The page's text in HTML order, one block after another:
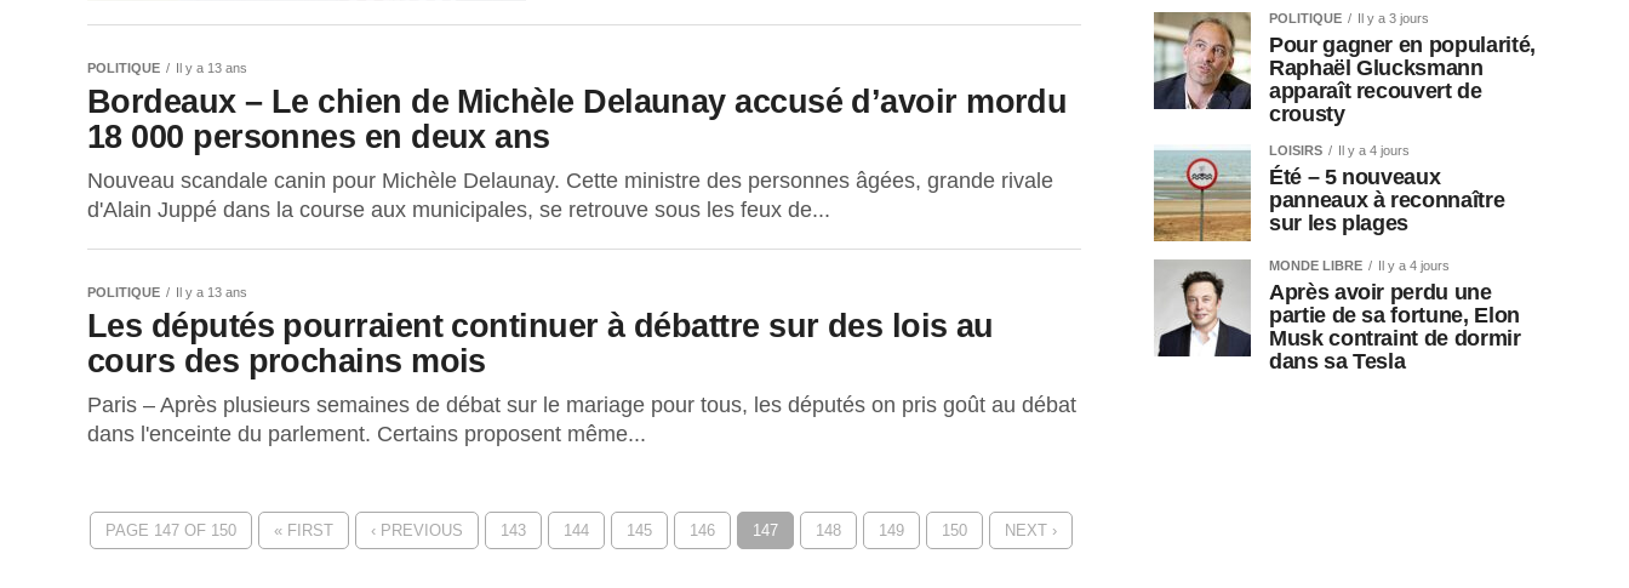
POLITIQUE Il y a 13 ans
Bordeaux – Le chien de Michèle Delaunay accusé d’avoir mordu
18 000 personnes en deux ans
Nouveau scandale canin pour Michèle Delaunay. Cette ministre des personnes âgées, grande rivale
d'Alain Juppé dans la course aux municipales, se retrouve sous les feux de...
POLITIQUE Il y a 13 ans
Les députés pourraient continuer à débattre sur des lois au
cours des prochains mois
Paris – Après plusieurs semaines de débat sur le mariage pour tous, les députés on pris goût au débat
dans l'enceinte du parlement. Certains proposent même...
PAGE 147 OF 150 « FIRST ‹ PREVIOUS 143 144 145 146 147 148 149 150 NEXT ›
POLITIQUE Il y a 3 jours
Pour gagner en popularité,
Raphaël Glucksmann
apparaît recouvert de
crousty
LOISIRS Il y a 4 jours
Été – 5 nouveaux
panneaux à reconnaître
sur les plages
MONDE LIBRE Il y a 4 jours
Après avoir perdu une
partie de sa fortune, Elon
Musk contraint de dormir
dans sa Tesla